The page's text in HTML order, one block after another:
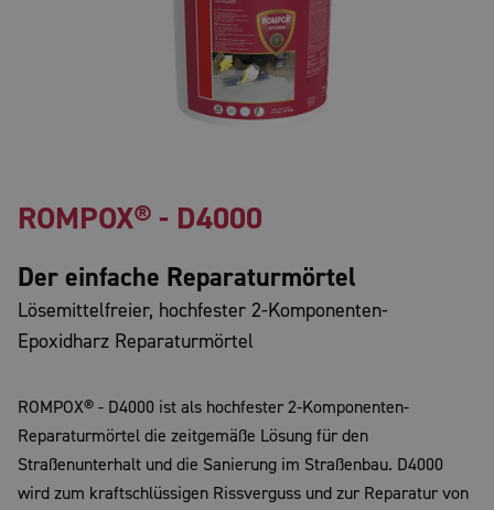
ROMPOX® - D4000
Der einfache Reparaturmörtel
Lösemittelfreier, hochfester 2-Komponenten-
Epoxidharz Reparaturmörtel
ROMPOX® - D4000 ist als hochfester 2-Komponenten-
Reparaturmörtel die zeitgemäße Lösung für den
Straßenunterhalt und die Sanierung im Straßenbau. D4000
wird zum kraftschlüssigen Rissverguss und zur Reparatur von